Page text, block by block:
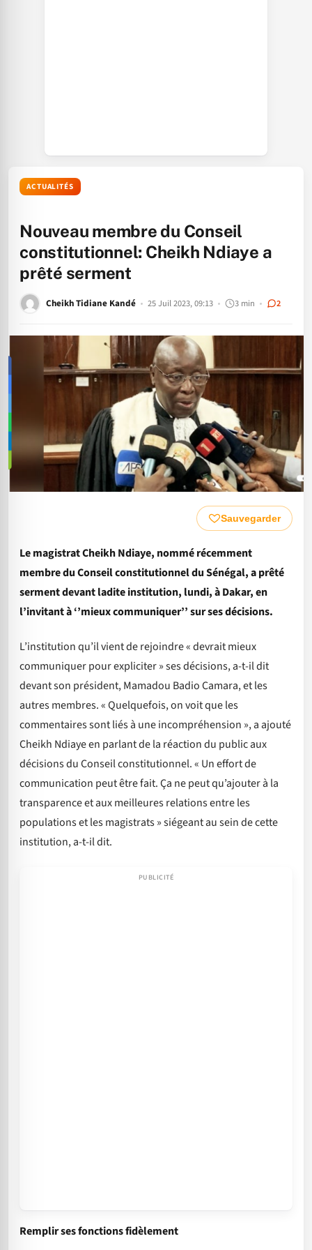
ACTUALITÉS
Nouveau membre du Conseil
constitutionnel: Cheikh Ndiaye a
prêté serment
Cheikh Tidiane Kandé 25 Juil 2023, 09:13 3 min 2
Sauvegarder
Le magistrat Cheikh Ndiaye, nommé récemment
membre du Conseil constitutionnel du Sénégal, a prêté
serment devant ladite institution, lundi, à Dakar, en
l’invitant à ‘’mieux communiquer’’ sur ses décisions.
L’institution qu’il vient de rejoindre « devrait mieux
communiquer pour expliciter » ses décisions, a-t-il dit
devant son président, Mamadou Badio Camara, et les
autres membres. « Quelquefois, on voit que les
commentaires sont liés à une incompréhension », a ajouté
Cheikh Ndiaye en parlant de la réaction du public aux
décisions du Conseil constitutionnel. « Un effort de
communication peut être fait. Ça ne peut qu’ajouter à la
transparence et aux meilleures relations entre les
populations et les magistrats » siégeant au sein de cette
institution, a-t-il dit.
Remplir ses fonctions fidèlement